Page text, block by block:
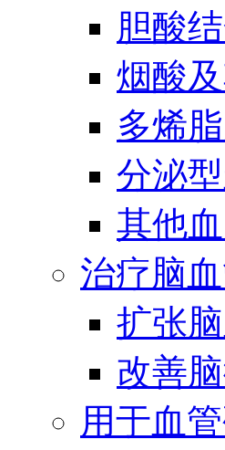
胆酸
烟酸
多烯
分泌
其他
治疗脑
扩张
改善
用于血